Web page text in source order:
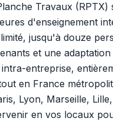
Travaux
d'enseignement
jusqu'à douze
et une adaptation
entreprise,
en France
Lyon, Marseille,
en vos locaux